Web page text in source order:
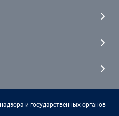
и государственных органов